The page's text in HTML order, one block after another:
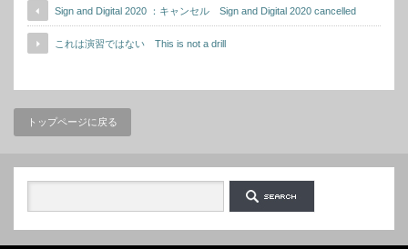
Sign and Digital 2020 ：キャンセル Sign and Digital 2020 cancelled
これは演習ではない This is not a drill
トップページに戻る